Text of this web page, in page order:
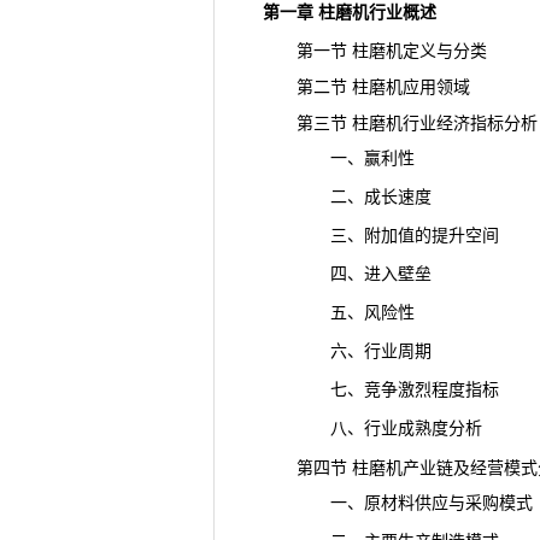
第一章 柱磨机行业概述
第一节 柱磨机定义与分类
第二节 柱磨机应用领域
第三节 柱磨机行业经济指标分析
一、赢利性
二、成长速度
三、附加值的提升空间
四、进入壁垒
五、风险性
六、行业周期
七、竞争激烈程度指标
八、行业成熟度分析
第四节 柱磨机产业链及经营模式
一、原材料供应与采购模式